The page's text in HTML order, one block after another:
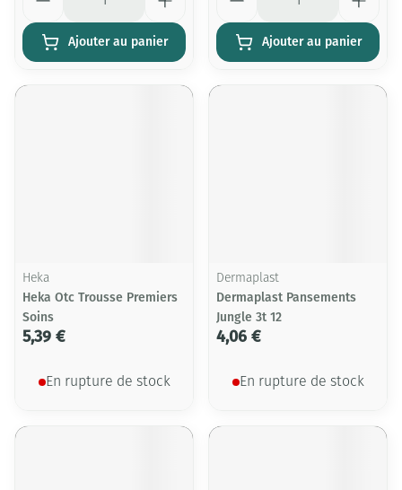
Ajouter au panier Ajouter au panier
Heka
Heka Otc Trousse Premiers
Soins
5,39 €
En rupture de stock
Dermaplast
Dermaplast Pansements
Jungle 3t 12
4,06 €
En rupture de stock